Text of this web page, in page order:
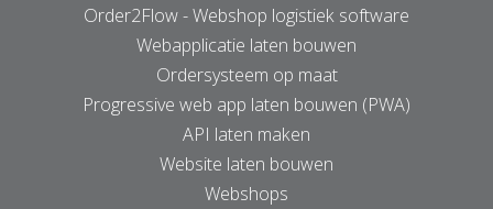
Order2Flow - Webshop logistiek software
Webapplicatie laten bouwen
Ordersysteem op maat
Progressive web app laten bouwen (PWA)
API laten maken
Website laten bouwen
Webshops